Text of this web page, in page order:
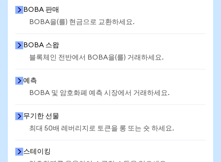
BOBA 판매
BOBA을(를) 현금으로 교환하세요.
BOBA 스왑
블록체인 전반에서 BOBA을(를) 거래하세요.
예측
BOBA 및 암호화폐 예측 시장에서 거래하세요.
무기한 선물
최대 50배 레버리지로 토큰을 롱 또는 숏 하세요.
스테이킹